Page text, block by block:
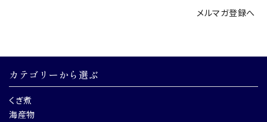
メルマガ登録へ
カテゴリーから選ぶ
くぎ煮
海産物